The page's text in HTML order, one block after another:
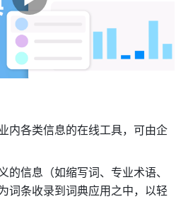
内各类信息的在线工具，可由企
的信息（如缩写词、专业术语、
词条收录到词典应用之中，以轻